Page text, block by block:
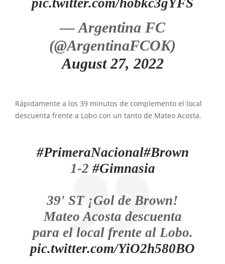
pic.twitter.com/hobkc3gYFS
— Argentina FC
(@ArgentinaFCOK)
August 27, 2022
Rápidamente a los 39 minutos de complemento el local
descuenta frente a Lobo con un tanto de Mateo Acosta.
#PrimeraNacional#Brown
1-2 #Gimnasia
39' ST ¡Gol de Brown!
Mateo Acosta descuenta
para el local frente al Lobo.
pic.twitter.com/YiO2h580BO